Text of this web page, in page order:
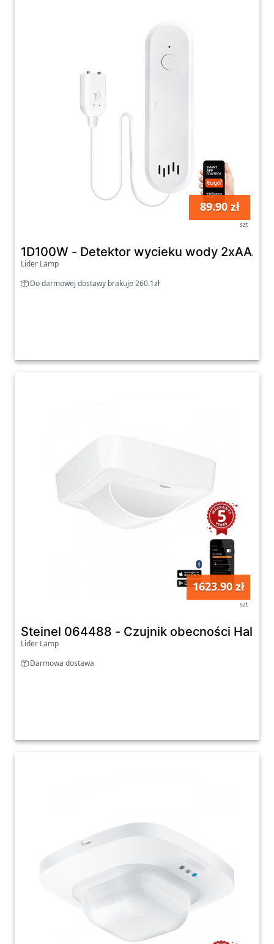
89.90 zł
szt
1D100W - Detektor wycieku wody 2xAAA
Lider Lamp
Do darmowej dostawy brakuje 260.1zł
1623.90 zł
szt
Steinel 064488 - Czujnik obecności
Lider Lamp
Darmowa dostawa